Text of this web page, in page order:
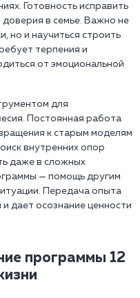
Готовность исправить
в семье. Важно не
но и научиться строить
терпения и
от эмоциональной
для
Постоянная работа
к старым моделям
внутренних опор
даже в сложных
— помощь другим
Передача опыта
дает осознание ценности
программы 12